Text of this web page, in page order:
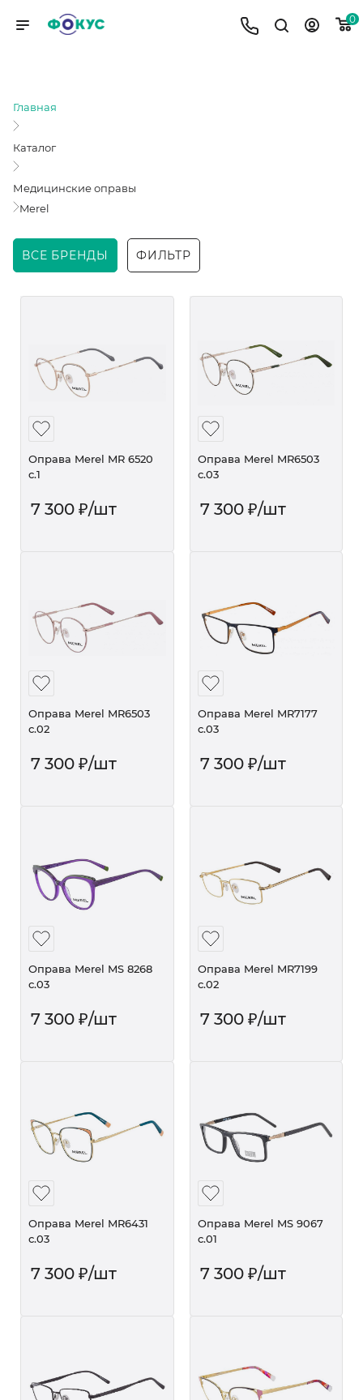
0
Главная
Каталог
Медицинские оправы
Merel
ВСЕ БРЕНДЫ ФИЛЬТР
Оправа Merel MR 6520
c.1
7 300 ₽/шт
Оправа Merel MR6503
с.03
7 300₽/шт
Оправа Merel MR6503
с.02
7 300 ₽/шт
Оправа Merel MR7177
с.03
7 300₽/шт
Оправа Merel MS 8268
с.03
7 300 ₽/шт
Оправа Merel MR7199
с.02
7 300₽/шт
Оправа Merel MR6431
с.03
7 300 ₽/шт
Оправа Merel MS 9067
с.01
7 300₽/шт